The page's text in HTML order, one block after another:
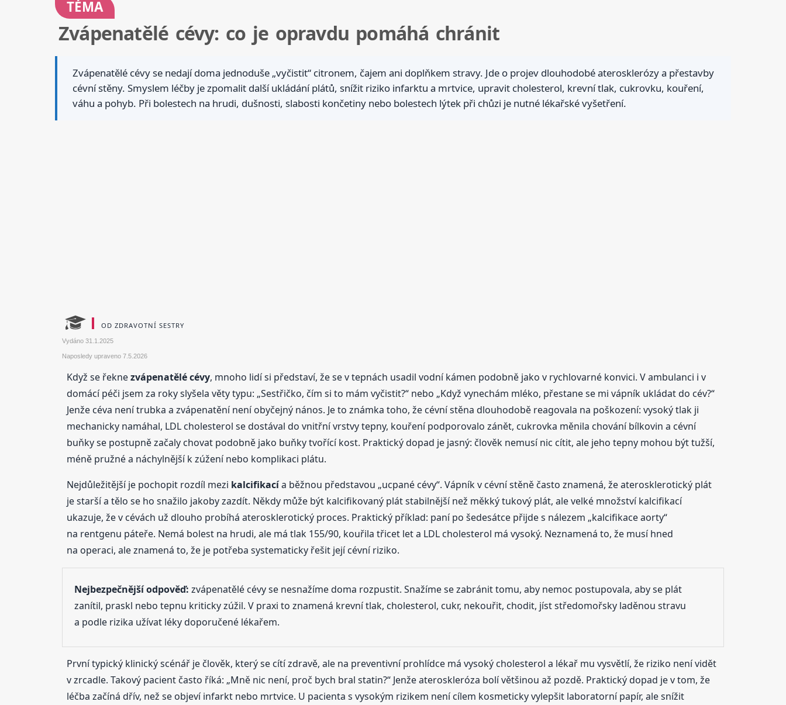
TÉMA
Zvápenatělé cévy: co je opravdu pomáhá chránit
Zvápenatělé cévy se nedají doma jednoduše „vyčistit“ citronem, čajem ani doplňkem stravy. Jde o projev dlouhodobé aterosklerózy a přestavby
cévní stěny. Smyslem léčby je zpomalit další ukládání plátů, snížit riziko infarktu a mrtvice, upravit cholesterol, krevní tlak, cukrovku, kouření,
váhu a pohyb. Při bolestech na hrudi, dušnosti, slabosti končetiny nebo bolestech lýtek při chůzi je nutné lékařské vyšetření.
OD ZDRAVOTNÍ SESTRY
Vydáno 31.1.2025
Naposledy upraveno 7.5.2026
Když se řeknezvápenatělé cévy, mnoho lidí si představí, že se v tepnách usadil vodní kámen podobně jako v rychlovarné konvici. V ambulanci i v
domácí péči jsem za roky slyšela věty typu: „Sestřičko, čím si to mám vyčistit?“ nebo „Když vynechám mléko, přestane se mi vápník ukládat do cév?“
Jenže céva není trubka a zvápenatění není obyčejný nános. Je to známka toho, že cévní stěna dlouhodobě reagovala na poškození: vysoký tlak ji
mechanicky namáhal, LDL cholesterol se dostával do vnitřní vrstvy tepny, kouření podporovalo zánět, cukrovka měnila chování bílkovin a cévní
buňky se postupně začaly chovat podobně jako buňky tvořící kost. Praktický dopad je jasný: člověk nemusí nic cítit, ale jeho tepny mohou být tužší,
méně pružné a náchylnější k zúžení nebo komplikaci plátu.
Nejdůležitější je pochopit rozdíl mezi kalcifikacía běžnou představou „ucpané cévy“. Vápník v cévní stěně často znamená, že aterosklerotický plát
je starší a tělo se ho snažilo jakoby zazdít. Někdy může být kalcifikovaný plát stabilnější než měkký tukový plát, ale velké množství kalcifikací
ukazuje, že v cévách už dlouho probíhá aterosklerotický proces. Praktický příklad: paní po šedesátce přijde s nálezem „kalcifikace aorty“
na rentgenu páteře. Nemá bolest na hrudi, ale má tlak 155/90, kouřila třicet let a LDL cholesterol má vysoký. Neznamená to, že musí hned
na operaci, ale znamená to, že je potřeba systematicky řešit její cévní riziko.
Nejbezpečnější odpověď: zvápenatělé cévy se nesnažíme doma rozpustit. Snažíme se zabránit tomu, aby nemoc postupovala, aby se plát
zanítil, praskl nebo tepnu kriticky zúžil. V praxi to znamená krevní tlak, cholesterol, cukr, nekouřit, chodit, jíst středomořsky laděnou stravu
a podle rizika užívat léky doporučené lékařem.
První typický klinický scénář je člověk, který se cítí zdravě, ale na preventivní prohlídce má vysoký cholesterol a lékař mu vysvětlí, že riziko není vidět
v zrcadle. Takový pacient často říká: „Mně nic není, proč bych bral statin?“ Jenže ateroskleróza bolí většinou až pozdě. Praktický dopad je v tom, že
léčba začíná dřív, než se objeví infarkt nebo mrtvice. U pacienta s vysokým rizikem není cílem kosmeticky vylepšit laboratorní papír, ale snížit